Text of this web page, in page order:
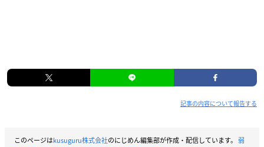
記事の内容について報告する
このページはkusuguru株式会社のにじめん編集部が作成・配信しています。 弱